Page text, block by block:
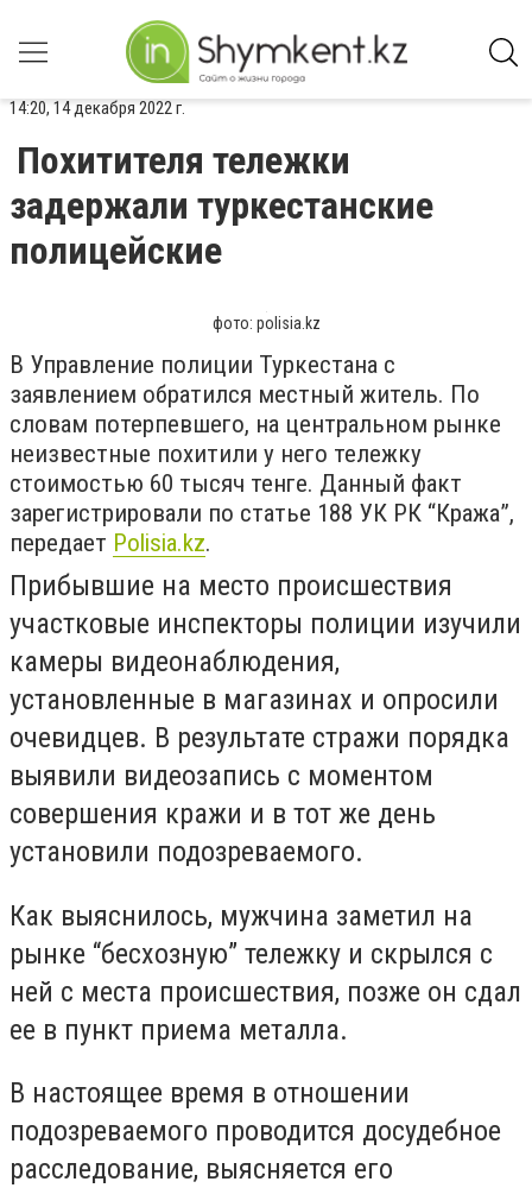
14:20, 14 декабря 2022 г.
Похитителя тележки
задержали туркестанские
полицейские
фото: polisia.kz
В Управление полиции Туркестана с
заявлением обратился местный житель. По
словам потерпевшего, на центральном рынке
неизвестные похитили у него тележку
стоимостью 60 тысяч тенге. Данный факт
зарегистрировали по статье 188 УК РК “Кража”,
передает Polisia.kz.
Прибывшие на место происшествия
участковые инспекторы полиции изучили
камеры видеонаблюдения,
установленные в магазинах и опросили
очевидцев. В результате стражи порядка
выявили видеозапись с моментом
совершения кражи и в тот же день
установили подозреваемого.
Как выяснилось, мужчина заметил на
рынке “бесхозную” тележку и скрылся с
ней с места происшествия, позже он сдал
ее в пункт приема металла.
В настоящее время в отношении
подозреваемого проводится досудебное
расследование, выясняется его